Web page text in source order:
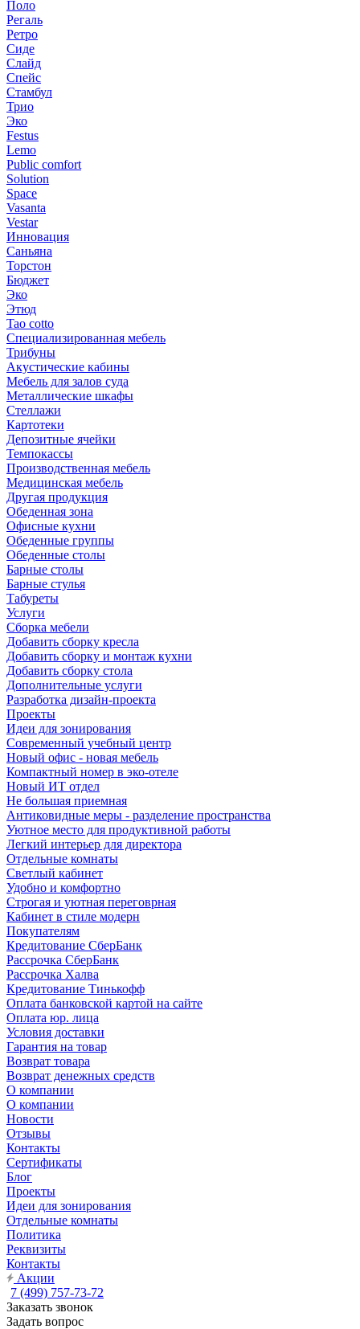
Поло
Регаль
Ретро
Сиде
Слайд
Спейс
Стамбул
Трио
Эко
Festus
Lemo
Public comfort
Solution
Space
Vasanta
Vestar
Инновация
Саньяна
Торстон
Бюджет
Эко
Этюд
Tao cotto
Специализированная мебель
Трибуны
Акустические кабины
Мебель для залов суда
Металлические шкафы
Стеллажи
Картотеки
Депозитные ячейки
Темпокассы
Производственная мебель
Медицинская мебель
Другая продукция
Обеденная зона
Офисные кухни
Обеденные группы
Обеденные столы
Барные столы
Барные стулья
Табуреты
Услуги
Сборка мебели
Добавить сборку кресла
Добавить сборку и монтаж кухни
Добавить сборку стола
Дополнительные услуги
Разработка дизайн-проекта
Проекты
Идеи для зонирования
Современный учебный центр
Новый офис - новая мебель
Компактный номер в эко-отеле
Новый ИТ отдел
Не большая приемная
Антиковидные меры - разделение пространства
Уютное место для продуктивной работы
Легкий интерьер для директора
Отдельные комнаты
Светлый кабинет
Удобно и комфортно
Строгая и уютная переговрная
Кабинет в стиле модерн
Покупателям
Кредитование СберБанк
Рассрочка СберБанк
Рассрочка Халва
Кредитование Тинькофф
Оплата банковской картой на сайте
Оплата юр. лица
Условия доставки
Гарантия на товар
Возврат товара
Возврат денежных средств
О компании
О компании
Новости
Отзывы
Контакты
Сертификаты
Блог
Проекты
Идеи для зонирования
Отдельные комнаты
Политика
Реквизиты
Контакты
Акции
7 (499) 757-73-72
Заказать звонок
Задать вопрос